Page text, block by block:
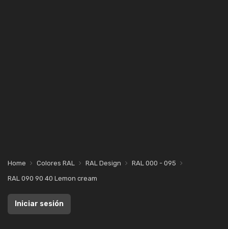
Home Colores RAL RAL Design
RAL 000 - 095
RAL 090 90 40 Lemon cream
Iniciar sesión